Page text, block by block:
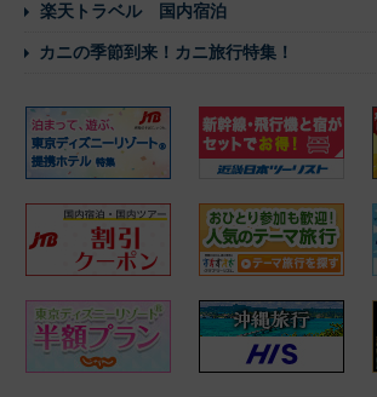
楽天トラベル 国内宿泊
カニの季節到来！カニ旅行特集！